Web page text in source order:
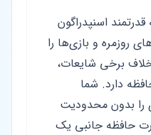
اسنپدراگون
روزمره و بازی‌ها را
برخی شایعات،
دارد. شما
را بدون محدودیت
حافظه جانبی یک